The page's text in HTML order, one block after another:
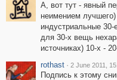
А, вот тут - явный
неимением
индустриальные
для 30-х вещь
источниках) 10-х -
rothast · 2 June 2011,
Подпись к этому